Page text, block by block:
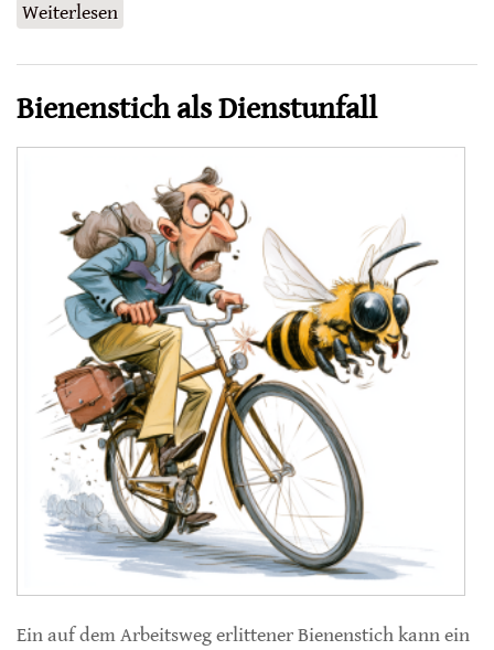
Weiterlesen
Bienenstich als Dienstunfall
Ein auf dem Arbeitsweg erlittener Bienenstich kann ein